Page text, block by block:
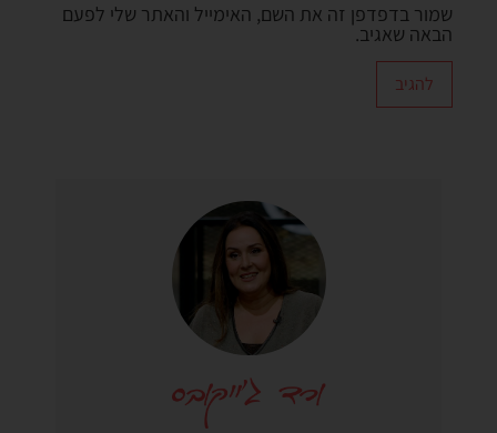
שמור בדפדפן זה את השם, האימייל והאתר שלי לפעם
הבאה שאגיב.